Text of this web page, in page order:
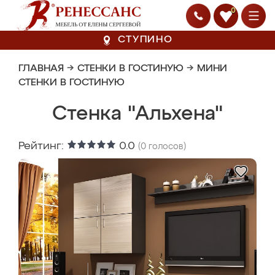
0
СТУПИНО
ГЛАВНАЯ → СТЕНКИ В ГОСТИНУЮ → МИНИ
СТЕНКИ В ГОСТИНУЮ
Стенка "Альхена"
Рейтинг: 0.0 (0 голосов)